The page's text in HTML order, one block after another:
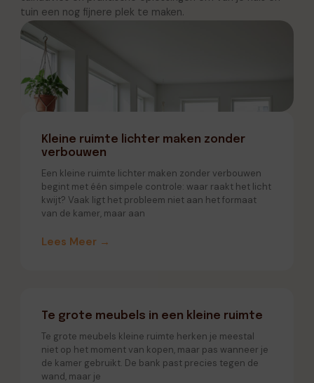
tuin een nog fijnere plek te maken.
Kleine ruimte lichter maken zonder
verbouwen
Een kleine ruimte lichter maken zonder verbouwen
begint met één simpele controle: waar raakt het licht
kwijt? Vaak ligt het probleem niet aan het formaat
van de kamer, maar aan
Lees Meer →
Te grote meubels in een kleine ruimte
Te grote meubels kleine ruimte herken je meestal
niet op het moment van kopen, maar pas wanneer je
de kamer gebruikt. De bank past precies tegen de
wand, maar je